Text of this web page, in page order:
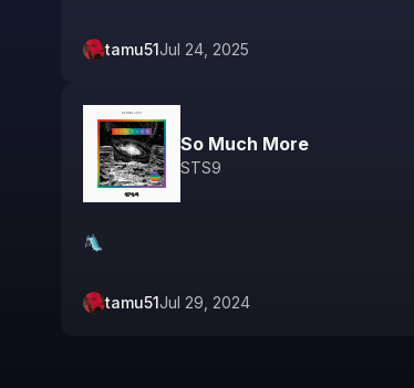
tamu51Jul 24, 2025
So Much More
STS9
🛝
tamu51Jul 29, 2024